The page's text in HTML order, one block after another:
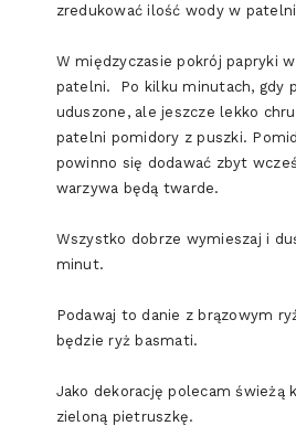
zredukować ilość wody w
W międzyczasie pokrój papryki
patelni. Po kilku minutach, gdy
uduszone, ale jeszcze lekko
patelni pomidory z puszki.
powinno się dodawać zbyt
warzywa będą twarde.
Wszystko dobrze wymieszaj i
minut.
Podawaj to danie z brązowym
będzie ryż basmati.
Jako dekorację polecam świeżą
zieloną pietruszkę.